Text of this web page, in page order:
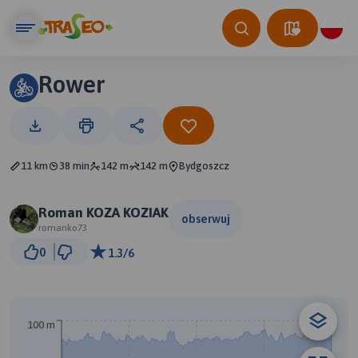
Rower
11 km 38 min 142 m 142 m Bydgoszcz
Roman KOZA KOZIAK
romanko73
obserwuj
0 1.3/6
100 m